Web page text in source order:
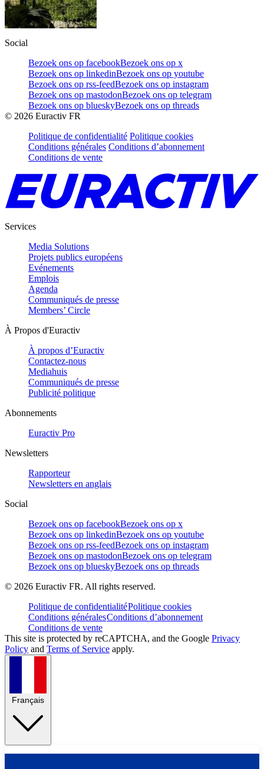
Social
Bezoek ons op facebookBezoek ons op x
Bezoek ons op linkedinBezoek ons op youtube
Bezoek ons op rss-feedBezoek ons op instagram
Bezoek ons op mastodonBezoek ons op telegram
Bezoek ons op blueskyBezoek ons op threads
© 2026 Euractiv FR
Politique de confidentialité Politique cookies
Conditions générales Conditions d’abonnement
Conditions de vente
Services
Media Solutions
Projets publics européens
Evénements
Emplois
Agenda
Communiqués de presse
Members’ Circle
À Propos d'Euractiv
À propos d’Euractiv
Contactez-nous
Mediahuis
Communiqués de presse
Publicité politique
Abonnements
Euractiv Pro
Newsletters
Rapporteur
Newsletters en anglais
Social
Bezoek ons op facebookBezoek ons op x
Bezoek ons op linkedinBezoek ons op youtube
Bezoek ons op rss-feedBezoek ons op instagram
Bezoek ons op mastodonBezoek ons op telegram
Bezoek ons op blueskyBezoek ons op threads
© 2026 Euractiv FR. All rights reserved.
Politique de confidentialitéPolitique cookies
Conditions généralesConditions d’abonnement
Conditions de vente
This site is protected by reCAPTCHA, and the Google Privacy
Policy and Terms of Service apply.
Français